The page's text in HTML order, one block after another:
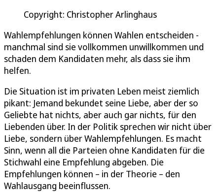
Copyright: Christopher Arlinghaus
Wahlempfehlungen können Wahlen entscheiden -
manchmal sind sie vollkommen unwillkommen und
schaden dem Kandidaten mehr, als dass sie ihm
helfen.
Die Situation ist im privaten Leben meist ziemlich
pikant: Jemand bekundet seine Liebe, aber der so
Geliebte hat nichts, aber auch gar nichts, für den
Liebenden über. In der Politik sprechen wir nicht über
Liebe, sondern über Wahlempfehlungen. Es macht
Sinn, wenn all die Parteien ohne Kandidaten für die
Stichwahl eine Empfehlung abgeben. Die
Empfehlungen können – in der Theorie – den
Wahlausgang beeinflussen.